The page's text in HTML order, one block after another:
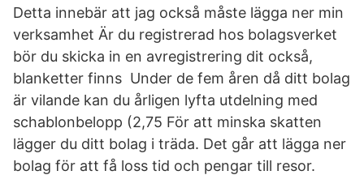
Detta innebär att jag också måste lägga ner min
verksamhet Är du registrerad hos bolagsverket
bör du skicka in en avregistrering dit också,
blanketter finns Under de fem åren då ditt bolag
är vilande kan du årligen lyfta utdelning med
schablonbelopp (2,75 För att minska skatten
lägger du ditt bolag i träda. Det går att lägga ner
bolag för att få loss tid och pengar till resor.